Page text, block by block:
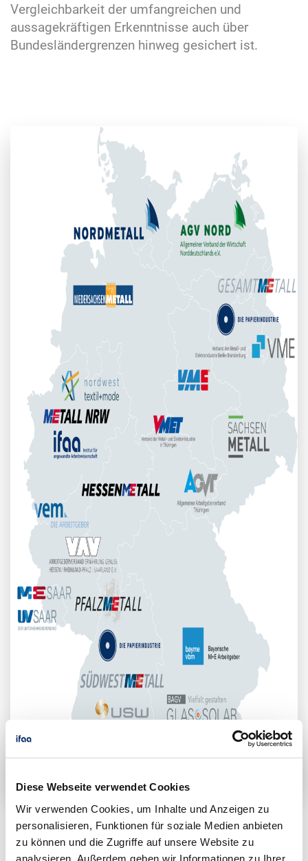
Diese Webseite verwendet Cookies
Wir verwenden Cookies, um Inhalte und Anzeigen zu
personalisieren, Funktionen für soziale Medien anbieten
zu können und die Zugriffe auf unsere Website zu
analysieren. Außerdem geben wir Informationen zu Ihrer
Vergleichbarkeit der umfangreichen und
aussagekräftigen Erkenntnisse auch über
Bundesländergrenzen hinweg gesichert ist.